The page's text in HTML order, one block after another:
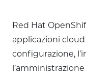
Red Hat
applicazioni
configurazione,